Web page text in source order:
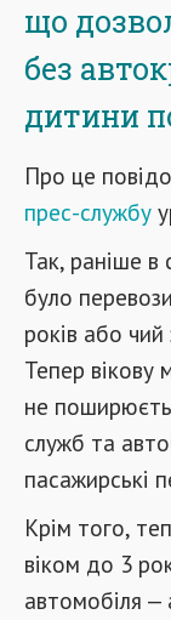
що
без
дитини
Про це
прес-службу
Так, раніше в
було
років або
Тепер вікову
не
служб та
пасажирські
Крім того,
віком до 3
автомобіля —